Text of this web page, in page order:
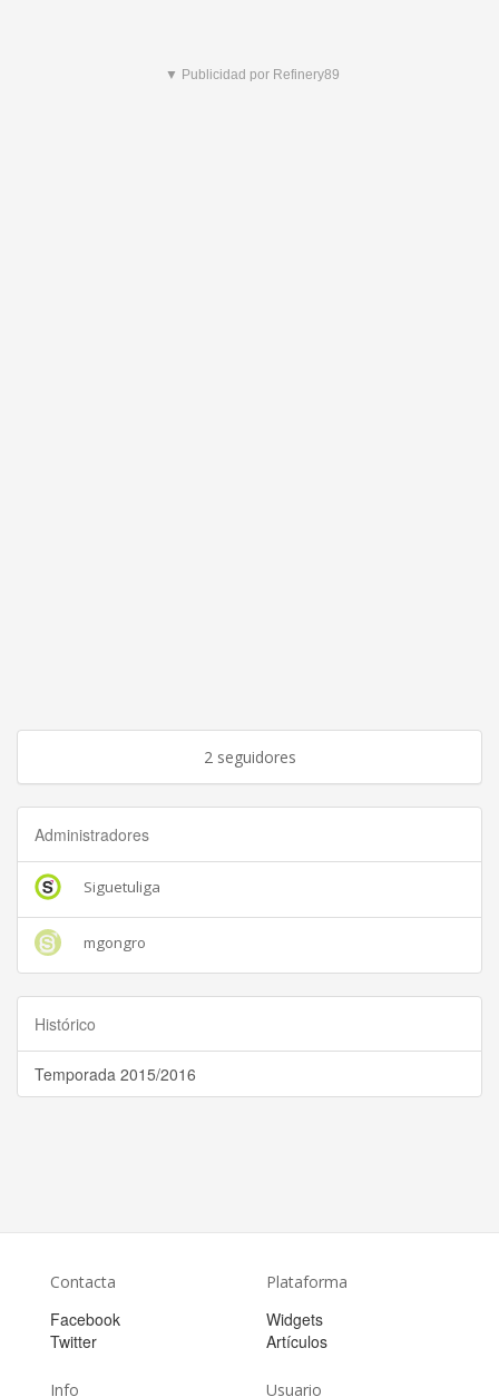
▼ Publicidad por Refinery89
2 seguidores
Administradores
Siguetuliga
mgongro
Histórico
Temporada 2015/2016
Contacta
Facebook
Twitter
Plataforma
Widgets
Artículos
Info Usuario